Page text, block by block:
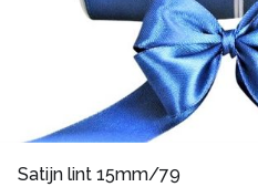
Satijn lint 15mm/79